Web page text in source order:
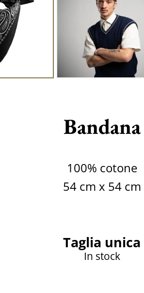
Bandana
100% cotone
54 cm x 54 cm
Taglia unica
In stock